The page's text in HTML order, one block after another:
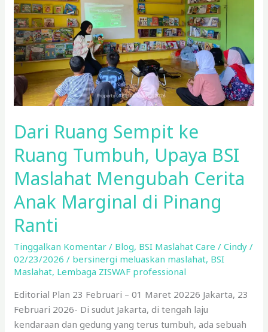
Dari Ruang Sempit ke
Ruang Tumbuh, Upaya BSI
Maslahat Mengubah Cerita
Anak Marginal di Pinang
Ranti
Tinggalkan Komentar / Blog, BSI Maslahat Care /Cindy/
02/23/2026/ bersinergi meluaskan maslahat, BSI
Maslahat, Lembaga ZISWAF professional
Editorial Plan 23 Februari – 01 Maret 20226 Jakarta, 23
Februari 2026- Di sudut Jakarta, di tengah laju
kendaraan dan gedung yang terus tumbuh, ada sebuah
Ruang
Tumbuh,
Upaya
BSI
Maslahat
Mengubah
Cerita
Ranti